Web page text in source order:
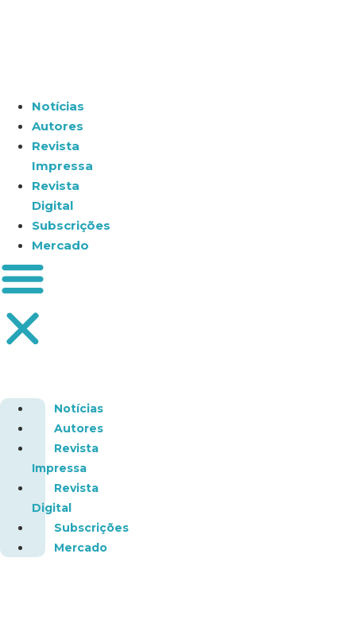
Notícias
Autores
Revista
Impressa
Revista
Digital
Subscrições
Mercado
Notícias
Autores
Revista
Impressa
Revista
Digital
Subscrições
Mercado